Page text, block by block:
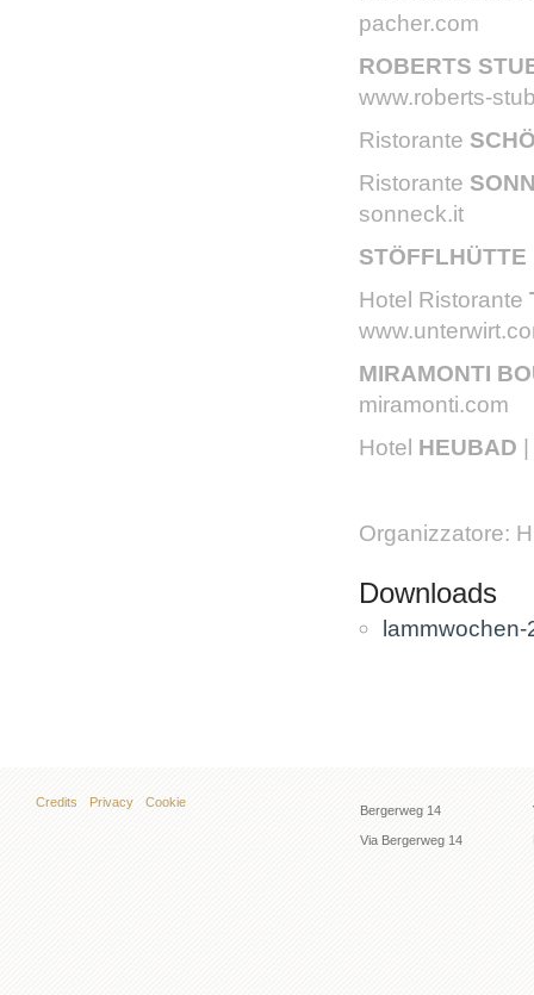
pacher.com
ROBERTS
www.roberts-
Ristorante
Ristorante
sonneck.it
STÖFFLHÜTTE
Hotel Ristorante
MIRAMONTI
miramonti.com
Hotel HEUBAD
Organizzatore:
Downloads
lammwochen-
Credits Privacy Cookie
Bergerweg 14
Via Bergerweg 14